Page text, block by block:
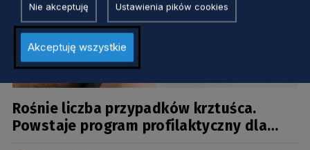
ZDROWIE
Rośnie liczba przypadków krztuśca.
Powstaje program profilaktyczny dla
Nie akceptuję Ustawienia pików cookies
Akceptuję wszystkie